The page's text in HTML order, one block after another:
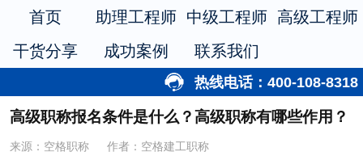
首页 助理工程师 中级工程师 高级工程师
干货分享
成功案例 联系我们
热线电话：400-108-8318
高级职称报名条件是什么？高级职称有哪些作用？
来源：空格职称 作者：空格建工职称